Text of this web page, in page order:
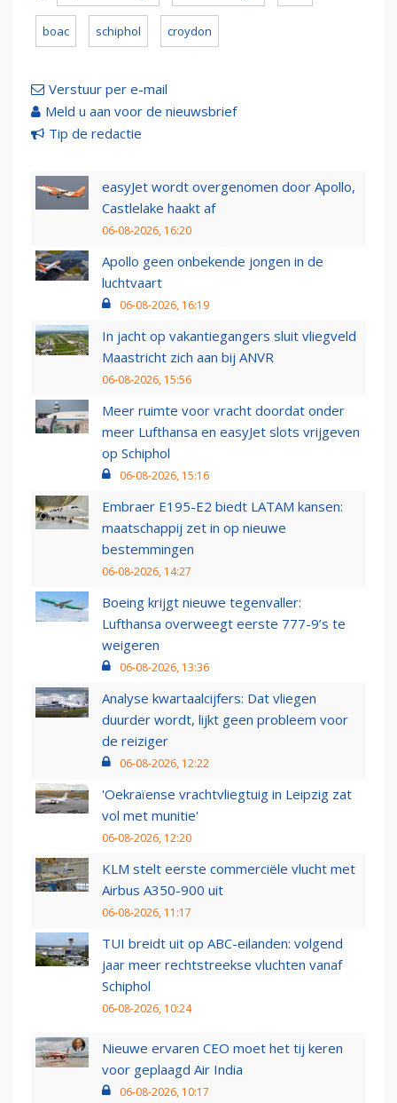
boac schiphol croydon
Verstuur per e-mail
Meld u aan voor de nieuwsbrief
Tip de redactie
easyJet wordt overgenomen door Apollo,
Castlelake haakt af
06-08-2026, 16:20
Apollo geen onbekende jongen in de
luchtvaart
06-08-2026, 16:19
In jacht op vakantiegangers sluit vliegveld
Maastricht zich aan bij ANVR
06-08-2026, 15:56
Meer ruimte voor vracht doordat onder
meer Lufthansa en easyJet slots vrijgeven
op Schiphol
06-08-2026, 15:16
Embraer E195-E2 biedt LATAM kansen:
maatschappij zet in op nieuwe
bestemmingen
06-08-2026, 14:27
Boeing krijgt nieuwe tegenvaller:
Lufthansa overweegt eerste 777-9’s te
weigeren
06-08-2026, 13:36
Analyse kwartaalcijfers: Dat vliegen
duurder wordt, lijkt geen probleem voor
de reiziger
06-08-2026, 12:22
'Oekraïense vrachtvliegtuig in Leipzig zat
vol met munitie'
06-08-2026, 12:20
KLM stelt eerste commerciële vlucht met
Airbus A350-900 uit
06-08-2026, 11:17
TUI breidt uit op ABC-eilanden: volgend
jaar meer rechtstreekse vluchten vanaf
Schiphol
06-08-2026, 10:24
Nieuwe ervaren CEO moet het tij keren
voor geplaagd Air India
06-08-2026, 10:17